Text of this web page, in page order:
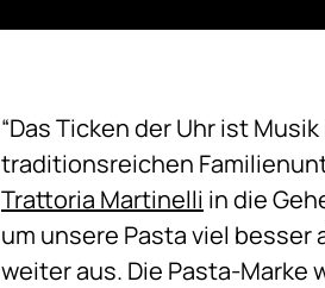
“Das Ticken der Uhr ist
traditionsreichen
Trattoria Martinelli in die
um unsere Pasta viel
weiter aus. Die Pasta-Marke